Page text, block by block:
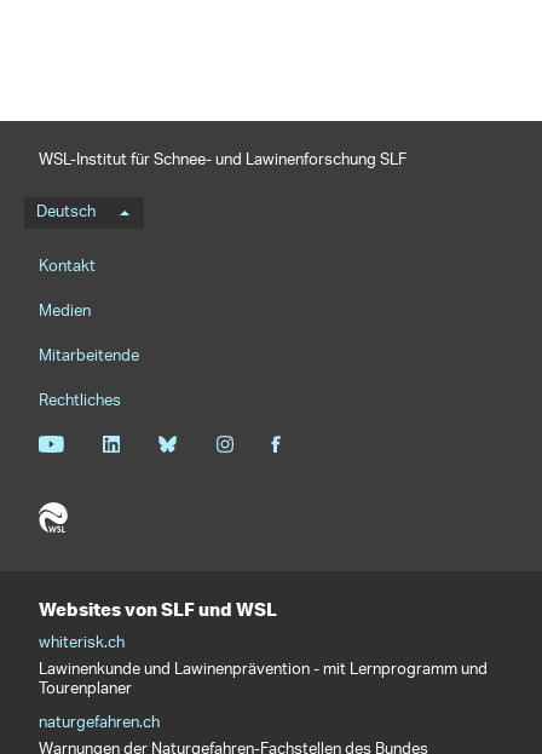
WSL-Institut für Schnee- und Lawinenforschung SLF
Sprachmenü
Deutsch
Footernavigation
Kontakt
Medien
Mitarbeitende
Rechtliches
Websites von SLF und WSL
whiterisk.ch
Lawinenkunde und Lawinenprävention - mit Lernprogramm und
Tourenplaner
naturgefahren.ch